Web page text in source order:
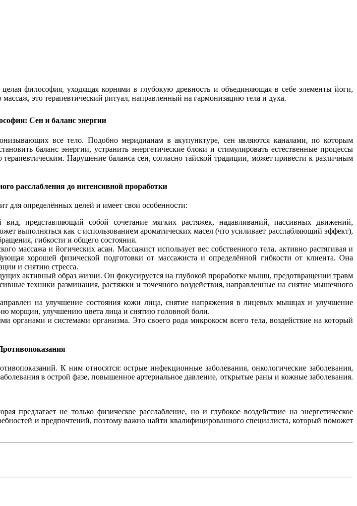
философия, уходящая корнями в глубокую древность и объединяющая в себе элементы йоги,
это терапевтический ритуал, направленный на гармонизацию тела и духа.
Сен и баланс энергии
все тело. Подобно меридианам в акупунктуре, сен являются каналами, по которым
баланс энергии, устранить энергетические блоки и стимулировать естественные процессы
Нарушение баланса сен, согласно тайской традиции, может привести к различным
расслабления до интенсивной проработки
для определённых целей и имеет свои особенности:
представляющий собой сочетание мягких растяжек, надавливаний, пассивных движений,
выполняться как с использованием ароматических масел (что усиливает расслабляющий эффект),
гибкости и общего состояния.
массажа и йогических асан. Массажист использует вес собственного тела, активно растягивая и
хорошей физической подготовки от массажиста и определённой гибкости от клиента. Она
и снятию стресса.
активный образ жизни. Он фокусируется на глубокой проработке мышц, предотвращении травм
техники разминания, растяжки и точечного воздействия, направленные на снятие мышечного
на улучшение состояния кожи лица, снятие напряжения в лицевых мышцах и улучшение
морщин, улучшению цвета лица и снятию головной боли.
органами и системами организма. Это своего рода микрокосм всего тела, воздействие на который
К ним относятся: острые инфекционные заболевания, онкологические заболевания,
в острой фазе, повышенное артериальное давление, открытые раны и кожные заболевания.
предлагает не только физическое расслабление, но и глубокое воздействие на энергетическое
и предпочтений, поэтому важно найти квалифицированного специалиста, который поможет